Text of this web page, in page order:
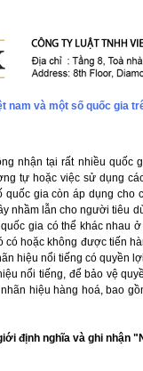
nam và một số quốc gia
nhận tại rất nhiều
tự hoặc việc sử dụng
gia còn áp dụng
nhầm lẫn cho người tiêu
gia có thể khác nhau
hoặc không được tiến
hiệu nổi tiếng có quyền
nổi tiếng, để bảo vệ
hiệu hàng hoá, bao
định nghĩa và ghi nhận